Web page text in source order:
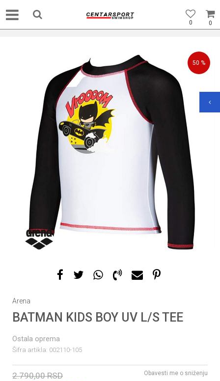
0
0
50 %
Arena
BATMAN KIDS BOY UV L/S TEE
Ostala oprema
Šifra artikla: 002110-105
2.790,00 RSD Obavesti me o sniženju